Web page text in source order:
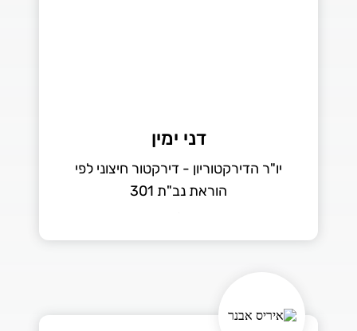
דני ימין
יו"ר הדירקטוריון - דירקטור חיצוני לפי
הוראת נב"ת 301